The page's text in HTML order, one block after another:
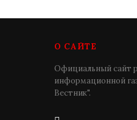
О САЙТЕ
Официальный сайт
информационной
Вестник".